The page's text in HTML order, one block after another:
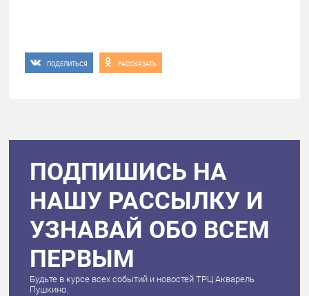
ПОДЕЛИТЬСЯ РАССКАЗАТЬ
ПОДПИШИСЬ НА
НАШУ РАССЫЛКУ И
УЗНАВАЙ ОБО ВСЕМ
ПЕРВЫМ
Будьте в курсе всех событий и новостей ТРЦ Акварель
Пушкино.